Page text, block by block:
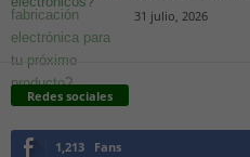
31 julio, 2026
Redes sociales
1,213 Fans